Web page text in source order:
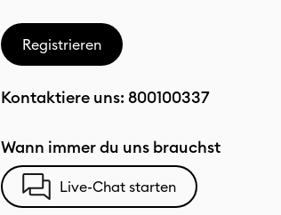
Registrieren
Kontaktiere uns: 800100337
Wann immer du uns brauchst
Live-Chat starten